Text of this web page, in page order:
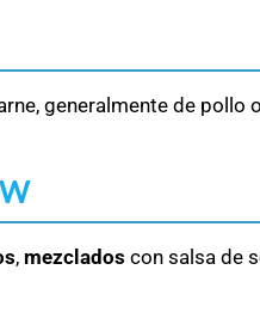
generalmente de pollo
, mezclados con salsa de